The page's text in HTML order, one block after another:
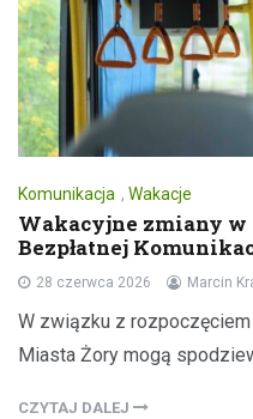
Komunikacja , Wakacje
Wakacyjne zmiany
Bezpłatnej
28 czerwca 2026 Marcin
W związku z
Miasta Żory mogą
CZYTAJ DALEJ